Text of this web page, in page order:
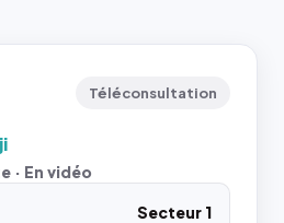
Téléconsultation
· En vidéo
Secteur 1